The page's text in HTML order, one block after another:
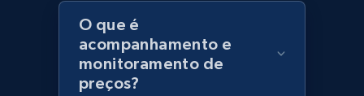
URL, Product id, Title, Product description,
Rating, Reviews count, Initial price, Discount,
O que é
acompanhamento e
monitoramento de
preços?